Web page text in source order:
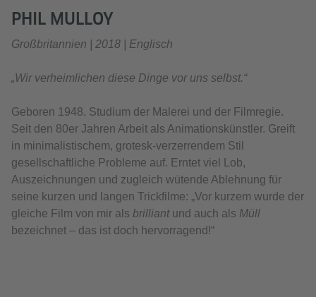
PHIL MULLOY
Großbritannien | 2018 | Englisch
„Wir verheimlichen diese Dinge vor uns selbst.“
Geboren 1948. Studium der Malerei und der Filmregie.
Seit den 80er Jahren Arbeit als Animationskünstler. Greift
in minimalistischem, grotesk-verzerrendem Stil
gesellschaftliche Probleme auf. Erntet viel Lob,
Auszeichnungen und zugleich wütende Ablehnung für
seine kurzen und langen Trickfilme: „Vor kurzem wurde der
gleiche Film von mir als brilliantund auch als Müll
bezeichnet – das ist doch hervorragend!“